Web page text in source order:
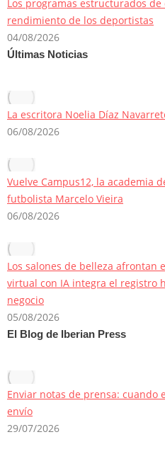
Los programas estructurados
rendimiento de los deportistas
04/08/2026
Últimas Noticias
La escritora Noelia Díaz
06/08/2026
Vuelve Campus12, la academia
futbolista Marcelo Vieira
06/08/2026
Los salones de belleza afrontan
virtual con IA integra el registro
negocio
05/08/2026
El Blog de Iberian Press
Enviar notas de prensa: cuando
envío
29/07/2026